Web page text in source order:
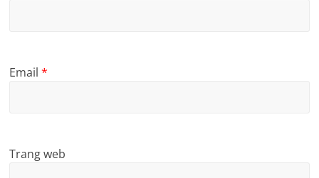
Email*
Trang web